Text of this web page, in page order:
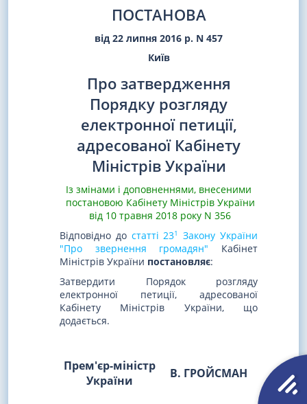
ПОСТАНОВА
від 22 липня 2016 р. N 457
Київ
Про затвердження
Порядку розгляду
електронної петиції,
адресованої Кабінету
Міністрів України
Із змінами і доповненнями, внесеними
постановою Кабінету Міністрів України
від 10 травня 2018 року N 356
Відповідно до статті 231
Закону України
"Про звернення громадян" Кабінет
Міністрів України постановляє:
Затвердити Порядок розгляду
електронної петиції, адресованої
Кабінету Міністрів України, що
додається.
Прем'єр-міністр
України
В. ГРОЙСМАН